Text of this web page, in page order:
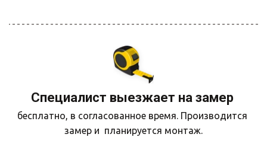
Специалист выезжает на замер
бесплатно, в согласованное время. Производится
замер и  планируется монтаж.